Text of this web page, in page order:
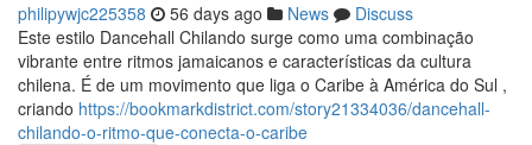
philipywjc225358 56 days ago News
Discuss
Este estilo Dancehall Chilando surge como uma combinação
vibrante entre ritmos jamaicanos e características da cultura
chilena. É de um movimento que liga o Caribe à América do Sul ,
criando https://bookmarkdistrict.com/story21334036/dancehall-
chilando-o-ritmo-que-conecta-o-caribe